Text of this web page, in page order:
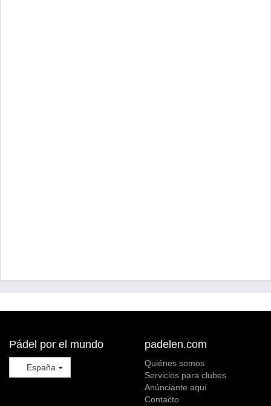
Pádel por el mundo
España
padelen.com
Quiénes somos
Servicios para clubes
Anúnciante aquí
Contacto